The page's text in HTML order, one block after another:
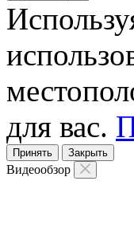
для вас.
Принять Закрыть
Видеообзор